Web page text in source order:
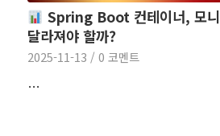
Spring Boot 컨테이너, 모니
달라져야 할까?
2025-11-13 / 0 코멘트
…